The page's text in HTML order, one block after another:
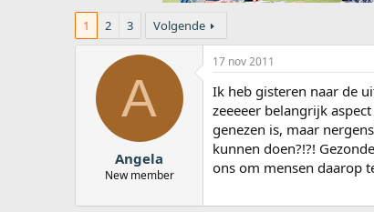
r
u
1 2 3 Volgende
A
Angela
New member
17 nov 2011
Ik heb gisteren naar de
zeeeeer belangrijk
genezen is, maar
kunnen doen?!?!
ons om mensen daarop